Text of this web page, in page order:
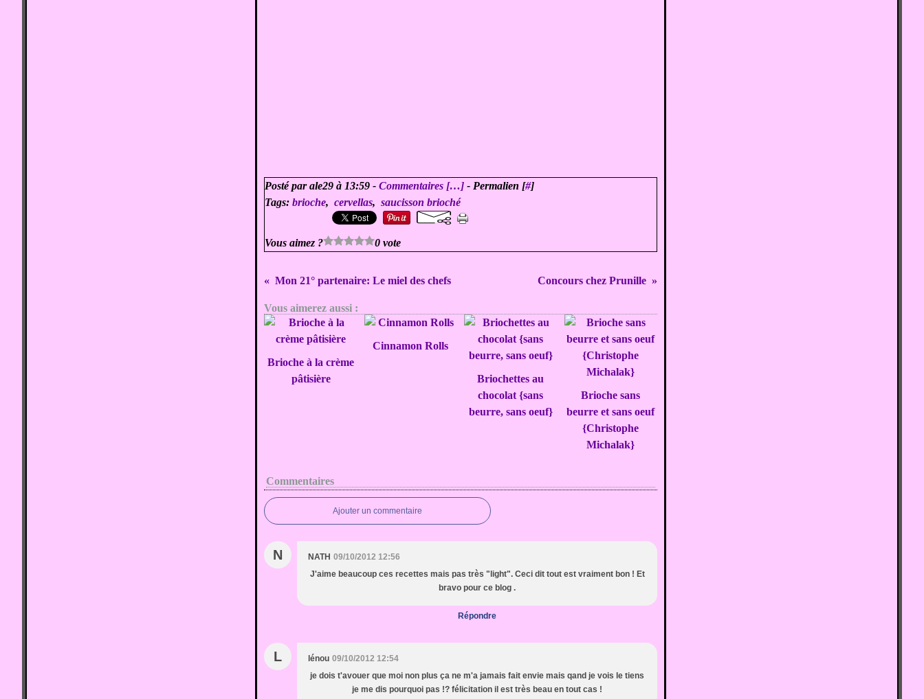
Posté par ale29 à 13:59 -Commentaires […] - Permalien [#]
Tags:brioche,cervellas,saucisson brioché
Vous aimez ? 0 vote
Mon 21° partenaire: Le miel des chefs Concours chez Prunille
Vous aimerez aussi :
Brioche à la crème
pâtisière
Cinnamon Rolls
Briochettes au
chocolat {sans
beurre, sans oeuf}
Brioche sans
beurre et sans oeuf
{Christophe
Michalak}
Commentaires
Ajouter un commentaire
N NATH 09/10/2012 12:56
J'aime beaucoup ces recettes mais pas très "light". Ceci dit tout est vraiment bon ! Et
bravo pour ce blog .
Répondre
L lénou 09/10/2012 12:54
je dois t'avouer que moi non plus ça ne m'a jamais fait envie mais qand je vois le tiens
je me dis pourquoi pas !? félicitation il est très beau en tout cas !